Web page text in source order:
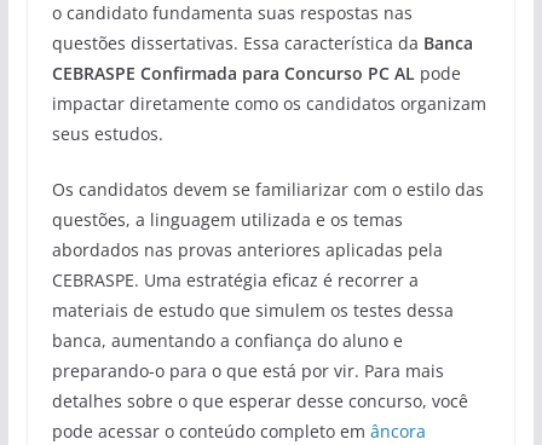
o candidato fundamenta suas respostas nas
questões dissertativas. Essa característica da Banca
CEBRASPE Confirmada para Concurso PC ALpode
impactar diretamente como os candidatos organizam
seus estudos.
Os candidatos devem se familiarizar com o estilo das
questões, a linguagem utilizada e os temas
abordados nas provas anteriores aplicadas pela
CEBRASPE. Uma estratégia eficaz é recorrer a
materiais de estudo que simulem os testes dessa
banca, aumentando a confiança do aluno e
preparando-o para o que está por vir. Para mais
detalhes sobre o que esperar desse concurso, você
pode acessar o conteúdo completo em âncora